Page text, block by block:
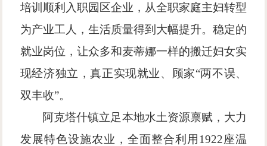
培训顺利入职园区企业，从全职家庭主妇转型
为产业工人，生活质量得到大幅提升。稳定的
就业岗位，让众多和麦蒂娜一样的搬迁妇女实
现经济独立，真正实现就业、顾家“两不误、
双丰收”。
阿克塔什镇立足本地水土资源禀赋，大力
发展特色设施农业，全面整合利用1922座温